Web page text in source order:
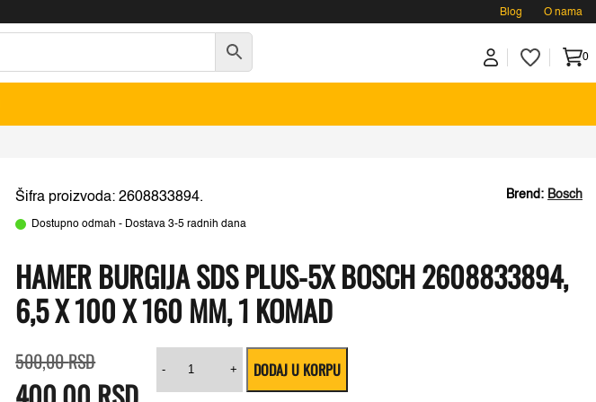
Blog O nama
0
Brend: Bosch
Šifra proizvoda: 2608833894.
Dostupno odmah - Dostava 3-5 radnih dana
HAMER BURGIJA SDS PLUS-5X BOSCH 2608833894,
6,5 X 100 X 160 MM, 1 KOMAD
500,00RSDcena
je
bila:
cena
je:
400,00 RSD.
-
burgija
plus-
+ DODAJ U KORPU